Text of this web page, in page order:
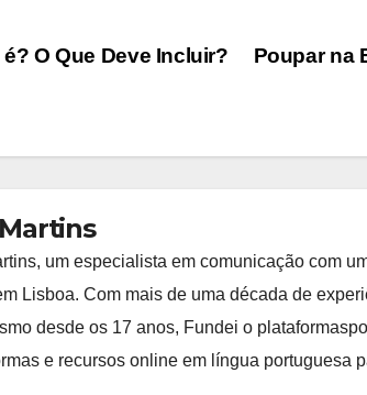
Poupar na
O Que Deve Incluir?
um especialista em comunicação com
Lisboa. Com mais de uma década de
desde os 17 anos, Fundei o
e recursos online em língua portuguesa